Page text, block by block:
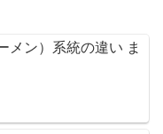
メン）系統の違い ま